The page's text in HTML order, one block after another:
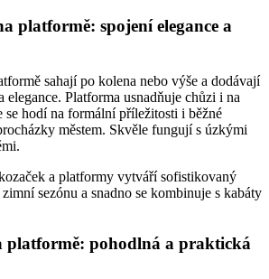
platformě: spojení elegance a
sahají po kolena nebo výše a dodávají
elegance. Platforma usnadňuje chůzi i na
se hodí na formální příležitosti i běžné
městem. Skvěle fungují s úzkými
a platformy vytváří sofistikovaný
sezónu a snadno se kombinuje s kabáty
platformě: pohodlná a praktická